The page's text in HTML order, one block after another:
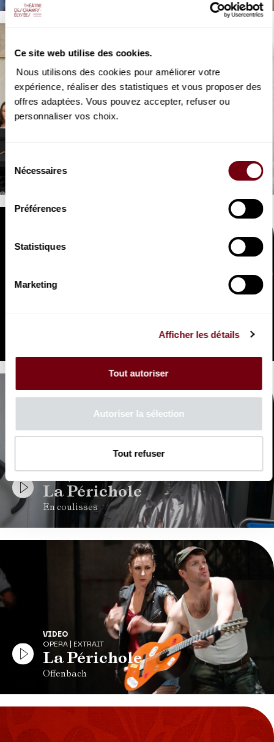
Ce site web utilise des cookies.
Nous utilisons des cookies pour améliorer votre
expérience, réaliser des statistiques et vous proposer des
offres adaptées. Vous pouvez accepter, refuser ou
personnaliser vos choix.
consentement
Nécessaires
Préférences
Statistiques
Marketing
Afficher les détails
Tout autoriser
Autoriser la sélection
Tout refuser
par des chanteurs de rue... de luxe
La Périchole
En coulisses
VIDEO
OPERA | EXTRAIT
La Périchole
Offenbach